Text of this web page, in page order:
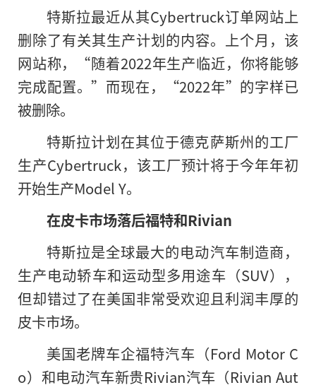
特斯拉最近从其Cybertruck订单网站上
删除了有关其生产计划的内容。上个月，该
网站称，“随着2022年生产临近，你将能够
完成配置。”而现在，“2022年”的字样已
被删除。
特斯拉计划在其位于德克萨斯州的工厂
生产Cybertruck，该工厂预计将于今年年初
开始生产Model Y。
在皮卡市场落后福特和Rivian
特斯拉是全球最大的电动汽车制造商，
生产电动轿车和运动型多用途车（SUV），
但却错过了在美国非常受欢迎且利润丰厚的
皮卡市场。
美国老牌车企福特汽车（Ford Motor C
o）和电动汽车新贵Rivian汽车（Rivian Aut